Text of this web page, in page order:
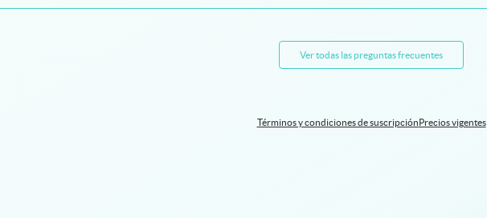
Ver todas las preguntas frecuentes
Términos y condiciones de suscripciónPrecios vigentes